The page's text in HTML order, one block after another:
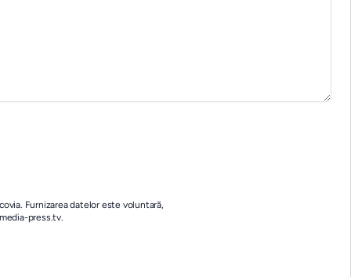
Furnizarea datelor este voluntară,
press.tv.